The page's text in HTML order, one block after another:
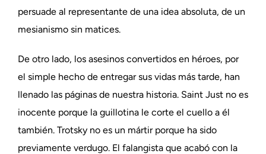
persuade al representante de una idea absoluta, de un
mesianismo sin matices.
De otro lado, los asesinos convertidos en héroes, por
el simple hecho de entregar sus vidas más tarde, han
llenado las páginas de nuestra historia. Saint Just no es
inocente porque la guillotina le corte el cuello a él
también. Trotsky no es un mártir porque ha sido
previamente verdugo. El falangista que acabó con la